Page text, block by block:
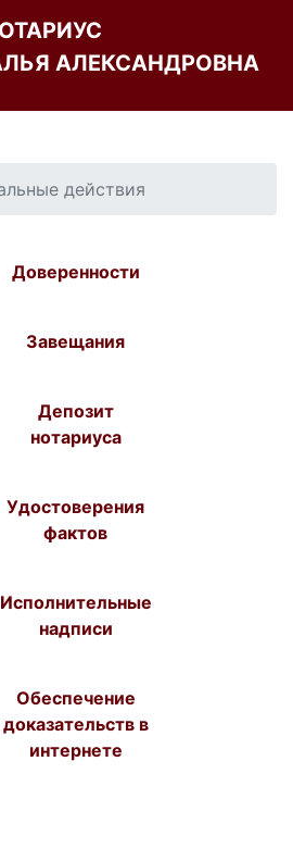
АЛЕКСАНДРОВНА
действия
Доверенности
Завещания
Депозит
нотариуса
Удостоверения
фактов
Исполнительные
надписи
Обеспечение
доказательств в
интернете